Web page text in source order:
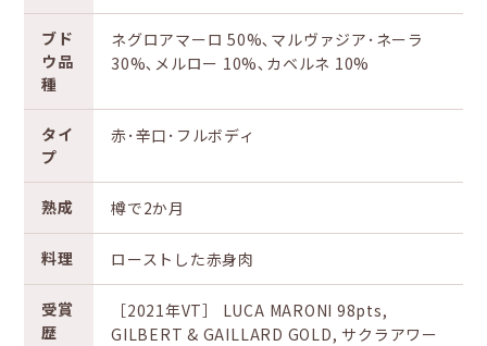
ブド
ウ品
種
ネグロアマーロ 50%､マルヴァジア･ネーラ
30%､メルロー 10%､カベルネ 10%
タイ
プ
赤･辛口･フルボディ
熟成 樽で2か月
料理 ローストした赤身肉
受賞
歴
［2021年VT］ LUCA MARONI 98pts,
GILBERT & GAILLARD GOLD, サクラアワー